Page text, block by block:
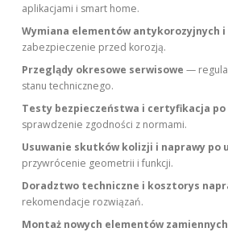
aplikacjami i smart home.
Wymiana elementów antykorozyjnych
zabezpieczenie przed korozją.
Przeglądy okresowe serwisowe —
stanu technicznego.
Testy bezpieczeństwa i certyfikacja po
sprawdzenie zgodności z normami.
Usuwanie skutków kolizji i naprawy po
przywrócenie geometrii i funkcji.
Doradztwo techniczne i kosztorys
rekomendacje rozwiązań.
Montaż nowych elementów